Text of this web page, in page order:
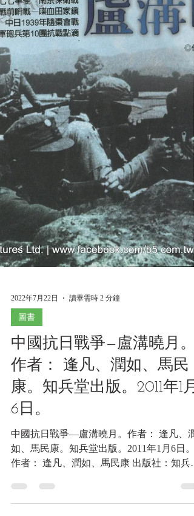
2022年7月22日
中國抗日戰爭—盧溝曉月。
作者： 逢凡、潤如、馬民
康。知兵堂出版。2011年1月